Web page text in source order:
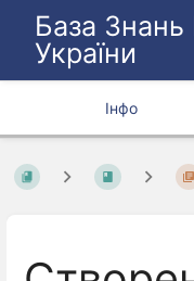
База
України
Інфо